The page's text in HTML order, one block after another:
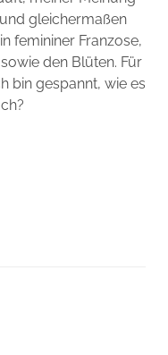
gleichermaßen
femininer Franzose,
den Blüten. Für
bin gespannt, wie es